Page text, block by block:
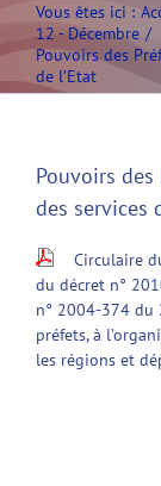
Vous êtes ici :
12 - Décembre
Pouvoirs des
de l’Etat
Pouvoirs des
des services
Circulaire
du décret n°
n° 2004-374
préfets, à
les régions et